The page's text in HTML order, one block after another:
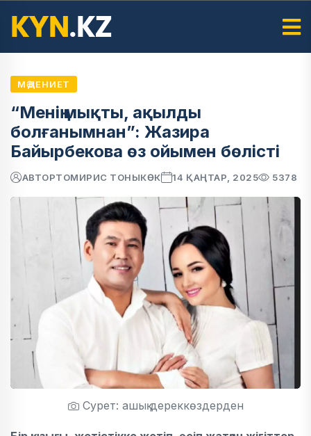
МӘДЕНИЕТ
“Менің мықты, ақылды
болғанымнан”: Жазира
Байырбекова өз ойымен бөлісті
АВТОРТОМИРИС ТОНЫКӨК 14 ҚАҢТАР, 2025 5378
Сурет: ашық дереккөздерден